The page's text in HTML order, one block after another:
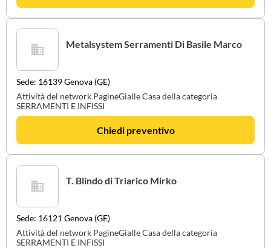
Metalsystem Serramenti Di Basile Marco
Sede: 16139 Genova (GE)
Attività del network PagineGialle Casa della categoria
SERRAMENTI E INFISSI
Chiedi preventivo
T. Blindo di Triarico Mirko
Sede: 16121 Genova (GE)
Attività del network PagineGialle Casa della categoria
SERRAMENTI E INFISSI